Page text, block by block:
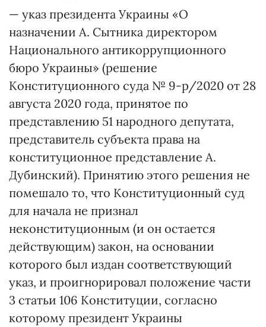
— указ президента Украины «О
назначении А. Сытника директором
Национального антикоррупционного
бюро Украины» (решение
Конституционного суда № 9-р/2020 от 28
августа 2020 года, принятое по
представлению 51 народного депутата,
представитель субъекта права на
конституционное представление А.
Дубинский). Принятию этого решения не
помешало то, что Конституционный суд
для начала не признал
неконституционным (и он остается
действующим) закон, на основании
которого был издан соответствующий
указ, и проигнорировал положение части
3 статьи 106 Конституции, согласно
которому президент Украины